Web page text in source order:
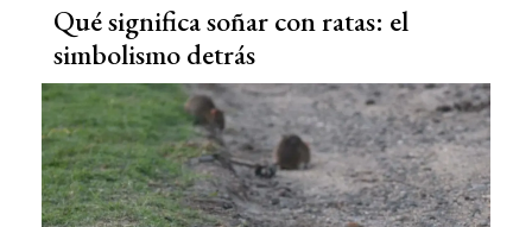
Qué significa soñar con ratas: el
simbolismo detrás